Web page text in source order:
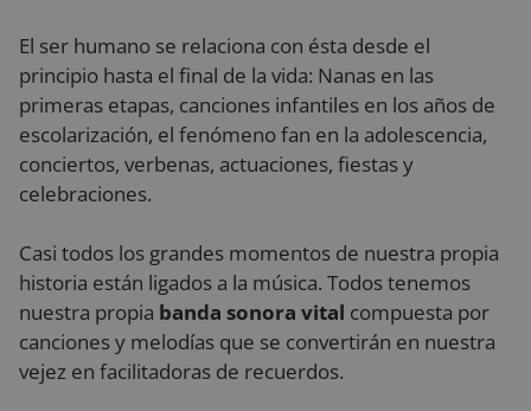
El ser humano se relaciona con ésta desde el
principio hasta el final de la vida: Nanas en las
primeras etapas, canciones infantiles en los años de
escolarización, el fenómeno fan en la adolescencia,
conciertos, verbenas, actuaciones, fiestas y
celebraciones.
Casi todos los grandes momentos de nuestra propia
historia están ligados a la música. Todos tenemos
nuestra propia banda sonora vital compuesta por
canciones y melodías que se convertirán en nuestra
vejez en facilitadoras de recuerdos.